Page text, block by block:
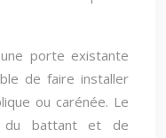
porte existante
de faire installer
ou carénée. Le
du battant et de